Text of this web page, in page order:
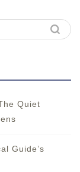
Quiet
Guide’s